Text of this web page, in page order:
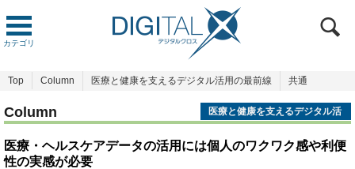
カテゴリ
Top Column 医療と健康を支えるデジタル活用の最前線 共通
Column
医療と健康を支えるデジタル活
用の最前線
医療・ヘルスケアデータの活用には個人のワクワク感や利便
性の実感が必要